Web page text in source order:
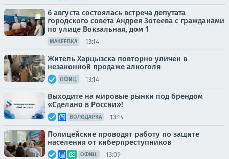
6 августа состоялась встреча депутата
городского совета Андрея Зотеева с гражданами
по улице Вокзальная, дом 1
МАКЕЕВКА 13:14
Житель Харцызска повторно уличен в
незаконной продаже алкоголя
ОФИЦ. 13:14
Выходите на мировые рынки под брендом
«Сделано в России»!
ВОЛОДАРКА 13:14
Полицейские проводят работу по защите
населения от киберпреступников
ОФИЦ. 13:09